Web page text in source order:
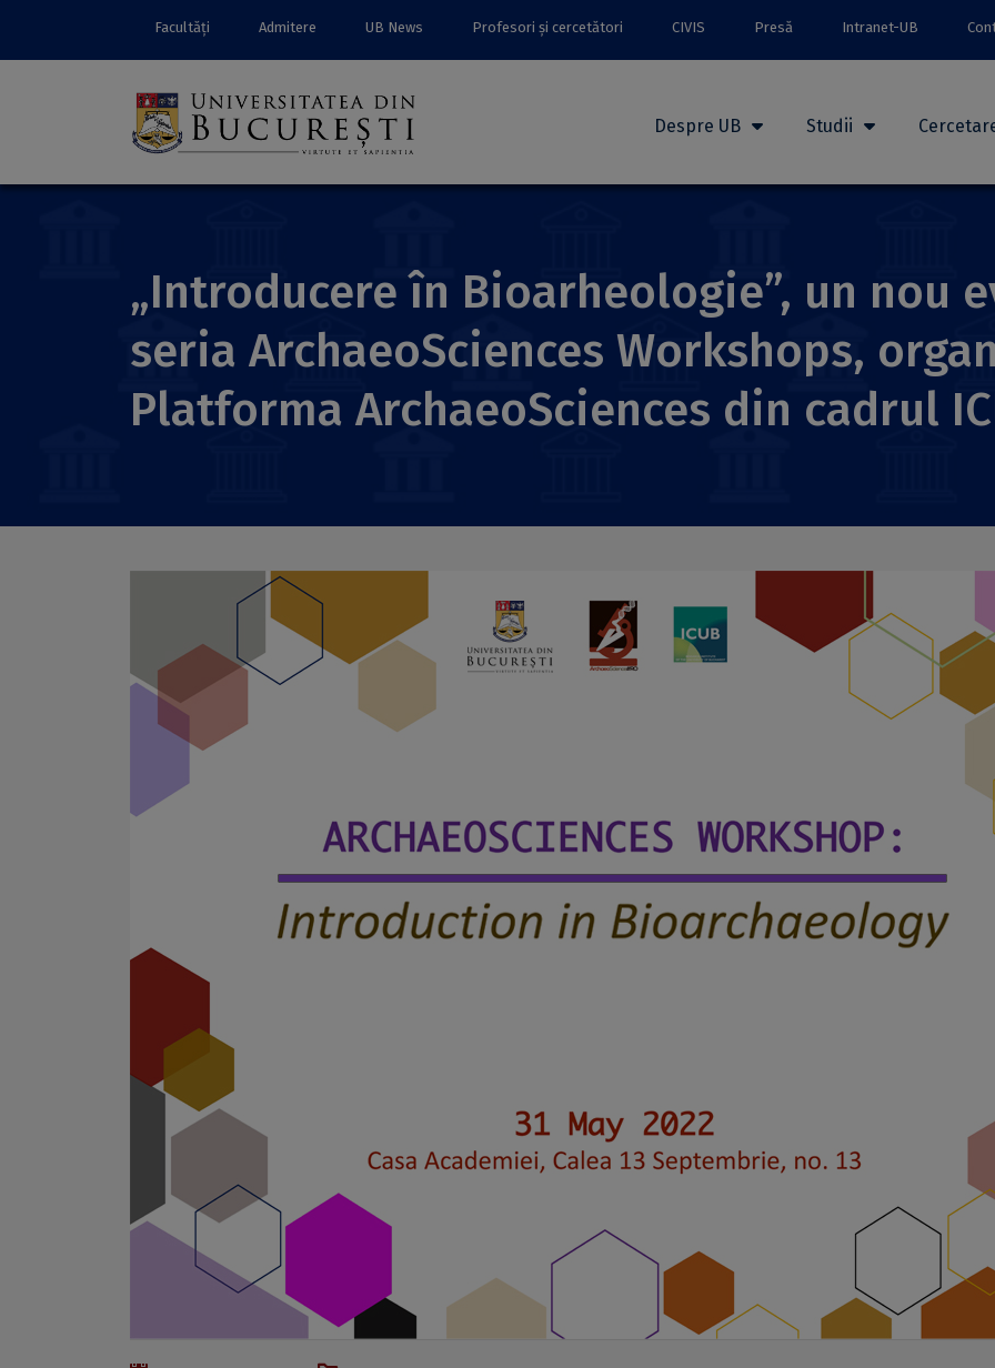
Facultăți Admitere UB News Profesori și cercetători CIVIS Presă Intranet-UB
Despre UB Studii
„Introducere în Bioarheologie”, un nou
seria ArchaeoSciences Workshops,
Platforma ArchaeoSciences din cadrul